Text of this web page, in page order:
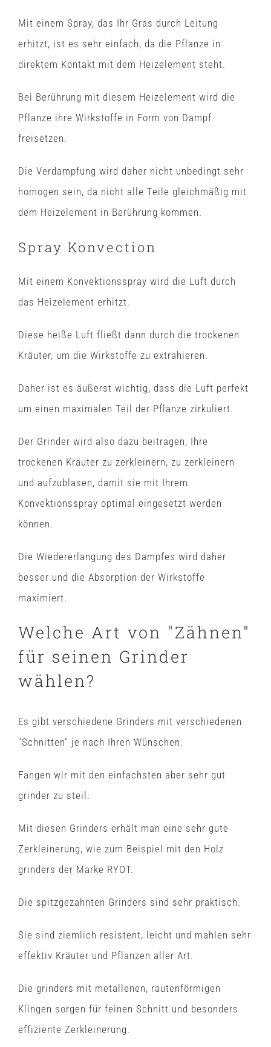
Mit einem Spray, das Ihr Gras durch Leitung
erhitzt, ist es sehr einfach, da die Pflanze in
direktem Kontakt mit dem Heizelement steht.
Bei Berührung mit diesem Heizelement wird die
Pflanze ihre Wirkstoffe in Form von Dampf
freisetzen.
Die Verdampfung wird daher nicht unbedingt sehr
homogen sein, da nicht alle Teile gleichmäßig mit
dem Heizelement in Berührung kommen.
Spray Konvection
Mit einem Konvektionsspray wird die Luft durch
das Heizelement erhitzt.
Diese heiße Luft fließt dann durch die trockenen
Kräuter, um die Wirkstoffe zu extrahieren.
Daher ist es äußerst wichtig, dass die Luft perfekt
um einen maximalen Teil der Pflanze zirkuliert.
Der Grinder wird also dazu beitragen, Ihre
trockenen Kräuter zu zerkleinern, zu zerkleinern
und aufzublasen, damit sie mit Ihrem
Konvektionsspray optimal eingesetzt werden
können.
Die Wiedererlangung des Dampfes wird daher
besser und die Absorption der Wirkstoffe
maximiert.
Welche Art von "Zähnen"
für seinen Grinder
wählen?
Es gibt verschiedene Grinders mit verschiedenen
"Schnitten" je nach Ihren Wünschen.
Fangen wir mit den einfachsten aber sehr gut
grinder zu steil.
Mit diesen Grinders erhält man eine sehr gute
Zerkleinerung, wie zum Beispiel mit den Holz
grinders der Marke RYOT.
Die spitzgezahnten Grinders sind sehr praktisch.
Sie sind ziemlich resistent, leicht und mahlen sehr
effektiv Kräuter und Pflanzen aller Art.
Die grinders mit metallenen, rautenförmigen
Klingen sorgen für feinen Schnitt und besonders
effiziente Zerkleinerung.